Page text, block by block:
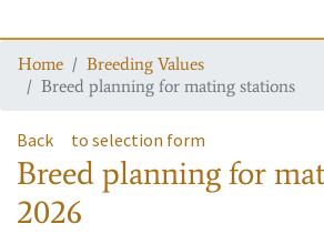
Home
Breeding Values
Breed planning for mating stations
Back to selection form
Breed planning for
2026